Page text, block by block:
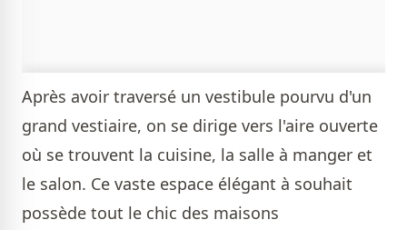
Après avoir traversé un vestibule pourvu d'un
grand vestiaire, on se dirige vers l'aire ouverte
où se trouvent la cuisine, la salle à manger et
le salon. Ce vaste espace élégant à souhait
possède tout le chic des maisons